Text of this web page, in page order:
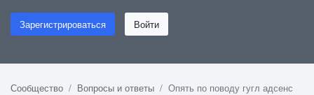
Зарегистрироваться Войти
Сообщество Вопросы и ответы Опять по поводу гугл адсенс